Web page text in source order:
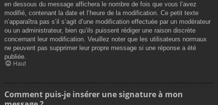
en dessous du message affichera le nombre de fois que vous l’avez
modifié, contenant la date et l’heure de la modification. Ce petit texte
n’apparaîtra pas s’il s’agit d’une modification effectuée par un modérateur
ou un administrateur, bien qu’ils puissent rédiger une raison discrète
concernant leur modification. Veuillez noter que les utilisateurs normaux
ne peuvent pas supprimer leur propre message si une réponse a été
publiée.
Haut
Comment puis-je insérer une signature à mon